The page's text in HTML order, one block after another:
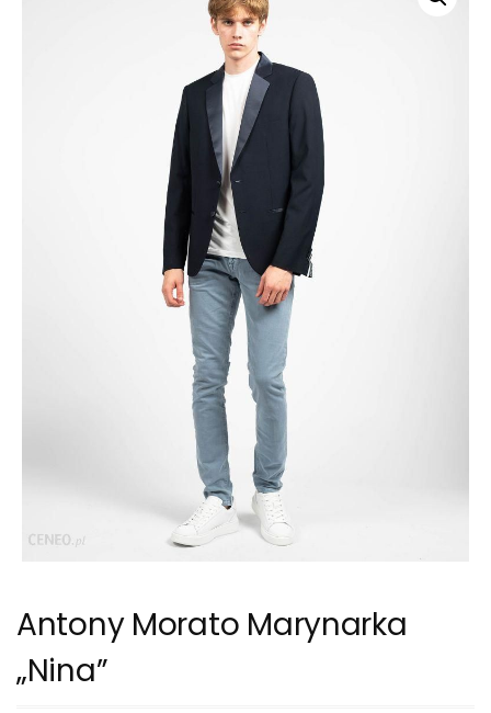
Antony Morato Marynarka
„Nina”